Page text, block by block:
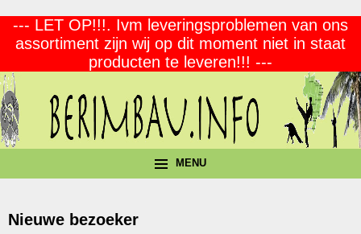
--- LET OP!!!. Ivm leveringsproblemen van ons
assortiment zijn wij op dit moment niet in staat
producten te leveren!!! ---
MENU
Nieuwe bezoeker